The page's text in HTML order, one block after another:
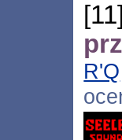
R'Q